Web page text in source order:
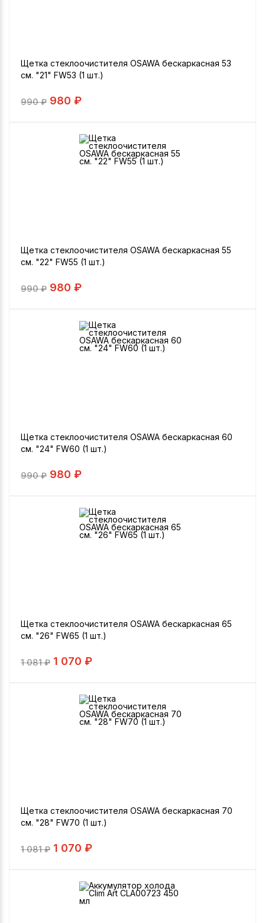
Щетка стеклоочистителя OSAWA бескаркасная 53
см. "21" FW53 (1 шт.)
990₽ 980 ₽
Щетка стеклоочистителя OSAWA бескаркасная 55
см. "22" FW55 (1 шт.)
990₽ 980 ₽
Щетка стеклоочистителя OSAWA бескаркасная 60
см. "24" FW60 (1 шт.)
990₽ 980 ₽
Щетка стеклоочистителя OSAWA бескаркасная 65
см. "26" FW65 (1 шт.)
1 081₽ 1 070 ₽
Щетка стеклоочистителя OSAWA бескаркасная 70
см. "28" FW70 (1 шт.)
1 081₽ 1 070 ₽